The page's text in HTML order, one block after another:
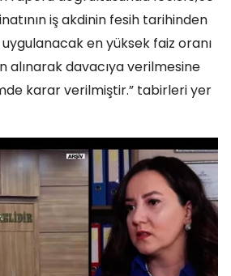
iş akdinin fesih tarihinden
en yüksek faiz oranı
alınarak davacıya verilmesine
karar verilmiştir.” tabirleri yer